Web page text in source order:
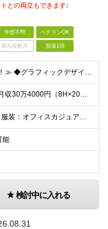
との両立もできます♪
学歴不問 ベテランOK
賞与複数月 面接1回
≪20代・30代活躍中！≫ ◆グラフィックデザイナーとしての実務経験 ◆販促ツール制作の経験 ※ブランクがある方やこれまでのご経験に自信がない方も、まずはお気軽にご応募ください！ ※ご経歴をなるべく
時給1900円 ☆想定月収30万4000円（8H×20日） ※交通費全額支給
新宿駅より徒歩4分 ▼服装：オフィスカジュアル ▼働き方：基本出社 ※ご家庭の事情等やむを得ない場合は在宅勤務も相談可能です。 ▼受動喫煙対策：屋内禁煙
能
検討中に入れる